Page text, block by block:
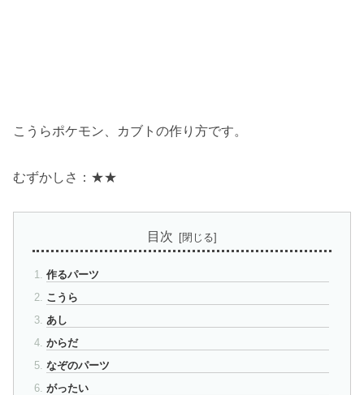
こうらポケモン、カブトの作り方です。
むずかしさ：★★
目次
作るパーツ
こうら
あし
からだ
なぞのパーツ
がったい